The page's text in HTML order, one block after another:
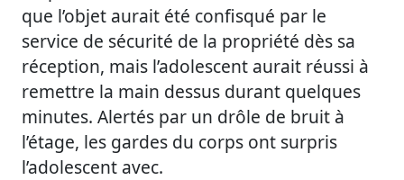
que l’objet aurait été confisqué par le
service de sécurité de la propriété dès sa
réception, mais l’adolescent aurait réussi à
remettre la main dessus durant quelques
minutes. Alertés par un drôle de bruit à
l’étage, les gardes du corps ont surpris
l’adolescent avec.